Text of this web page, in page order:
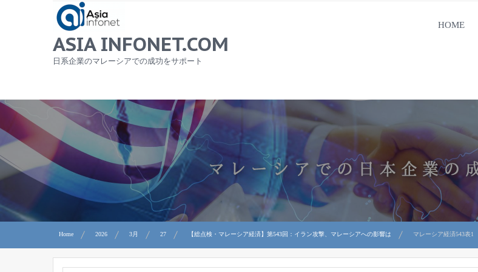
ASIA INFONET.COM
日系企業のマレーシアでの成功をサポート
HOME
Home 2026 3月 27 【総点検・マレーシア経済】第543回：イラン攻撃、マレーシアへの影響は マレーシア経済543表1